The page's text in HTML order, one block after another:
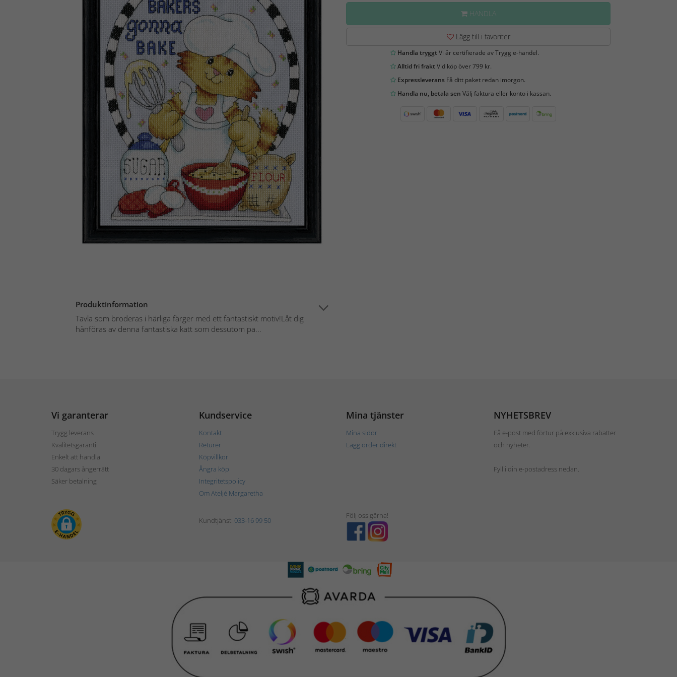
Produktinformation
Tavla som broderas i härliga färger med ett fantastiskt motiv!Låt dig
hänföras av denna fantastiska katt som dessutom pa...
HANDLA
Lägg till i favoriter
Handla tryggtVi är certifierade av Trygg e-handel.
Alltid fri fraktVid köp över 799 kr.
ExpressleveransFå ditt paket redan imorgon.
Handla nu, betala sen Välj faktura eller konto i kassan.
Vi garanterar
Trygg leverans
Kvalitetsgaranti
Enkelt att handla
30 dagars ångerrätt
Säker betalning
Kundservice
Kontakt
Returer
Köpvillkor
Ångra köp
Integritetspolicy
Om Ateljé Margaretha
Mina tjänster
Mina sidor
Lägg order direkt
NYHETSBREV
Få e-post med förtur på exklusiva rabatter
och nyheter.
Fyll i din e-postadress nedan.
Kundtjänst: 033-16 99 50
Följ oss gärna!